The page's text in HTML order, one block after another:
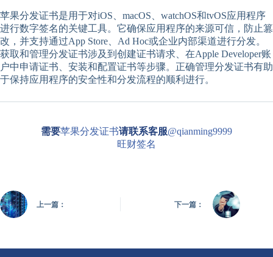
苹果分发证书是用于对iOS、macOS、watchOS和tvOS应用程序
进行数字签名的关键工具。它确保应用程序的来源可信，防止篡
改，并支持通过App Store、Ad Hoc或企业内部渠道进行分发。
获取和管理分发证书涉及到创建证书请求、在Apple Developer账
户中申请证书、安装和配置证书等步骤。正确管理分发证书有助
于保持应用程序的安全性和分发流程的顺利进行。
需要苹果分发证书请联系客服@qianming9999
旺财签名
上一篇： 下一篇：